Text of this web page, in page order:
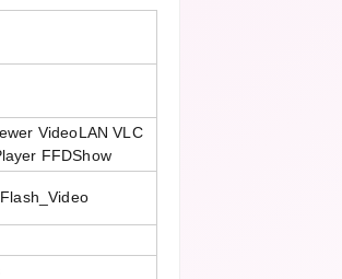
VideoLAN VLC
FFDShow